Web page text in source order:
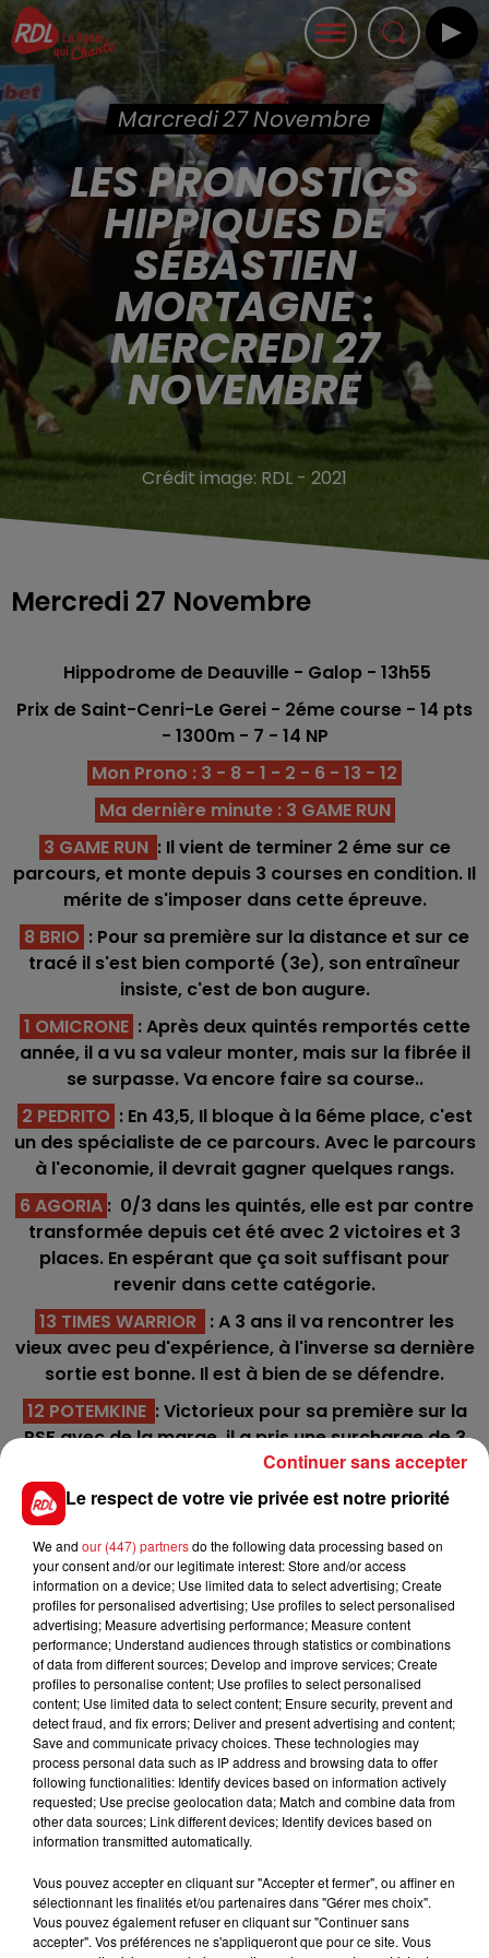
Marcredi 27 Novembre
LES PRONOSTICS
HIPPIQUES DE
SÉBASTIEN
MORTAGNE :
MERCREDI 27
NOVEMBRE
Crédit image: RDL - 2021
Mercredi 27 Novembre
Hippodrome de Deauville - Galop - 13h55
Prix de Saint-Cenri-Le Gerei - 2éme course - 14 pts
- 1300m - 7 - 14 NP
Mon Prono : 3 - 8 - 1 - 2 - 6 - 13 - 12
Ma dernière minute : 3 GAME RUN
3 GAME RUN : Il vient de terminer 2 éme sur ce
parcours, et monte depuis 3 courses en condition. Il
mérite de s'imposer dans cette épreuve.
8 BRIO : Pour sa première sur la distance et sur ce
tracé il s'est bien comporté (3e), son entraîneur
insiste, c'est de bon augure.
1 OMICRONE : Après deux quintés remportés cette
année, il a vu sa valeur monter, mais sur la fibrée il
se surpasse. Va encore faire sa course..
2 PEDRITO : En 43,5, Il bloque à la 6éme place, c'est
un des spécialiste de ce parcours. Avec le parcours
à l'economie, il devrait gagner quelques rangs.
6 AGORIA : 0/3 dans les quintés, elle est par contre
transformée depuis cet été avec 2 victoires et 3
places. En espérant que ça soit suffisant pour
revenir dans cette catégorie.
13 TIMES WARRIOR : A 3 ans il va rencontrer les
vieux avec peu d'expérience, à l'inverse sa dernière
sortie est bonne. Il est à bien de se défendre.
12 POTEMKINE : Victorieux pour sa première sur la
PSF avec de la marge, il a pris une surcharge de 3
kg. Il peut garder un accessit.
************
En direct des pistes :
FILS D'ACTUS
Le respect de votre vie privée est notre priorité
We and our (447) partnersdo the following data processing based on
your consent and/or our legitimate interest: Store and/or access
information on a device; Use limited data to select advertising; Create
profiles for personalised advertising; Use profiles to select personalised
advertising; Measure advertising performance; Measure content
performance; Understand audiences through statistics or combinations
of data from different sources; Develop and improve services; Create
profiles to personalise content; Use profiles to select personalised
content; Use limited data to select content; Ensure security, prevent and
detect fraud, and fix errors; Deliver and present advertising and content;
Save and communicate privacy choices. These technologies may
process personal data such as IP address and browsing data to offer
following functionalities: Identify devices based on information actively
requested; Use precise geolocation data; Match and combine data from
other data sources; Link different devices; Identify devices based on
information transmitted automatically.
Vous pouvez accepter en cliquant sur "Accepter et fermer", ou affiner en
sélectionnant les finalités et/ou partenaires dans "Gérer mes choix".
Vous pouvez également refuser en cliquant sur "Continuer sans
accepter". Vos préférences ne s'appliqueront que pour ce site. Vous
Continuer sans accepter